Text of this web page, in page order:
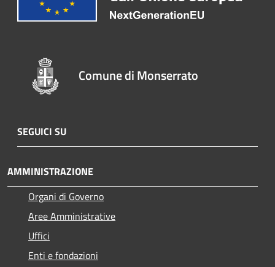
Comune di Monserrato
SEGUICI SU
AMMINISTRAZIONE
Organi di Governo
Aree Amministrative
Uffici
Enti e fondazioni